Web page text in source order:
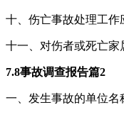
十、伤亡事故处理工作
十一、对伤者或死亡家
7.8事故调查报告篇2
一、发生事故的单位名